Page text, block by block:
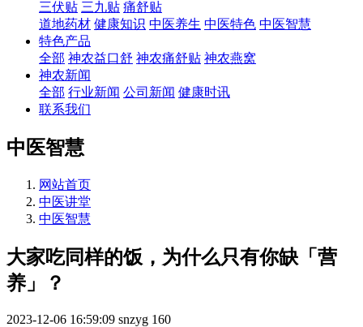
三伏贴 三九贴 痛舒贴
道地药材 健康知识 中医养生 中医特色 中医智慧
特色产品
全部 神农益口舒 神农痛舒贴 神农燕窝
神农新闻
全部 行业新闻 公司新闻 健康时讯
联系我们
中医智慧
网站首页
中医讲堂
中医智慧
大家吃同样的饭，为什么只有你缺「营
养」？
2023-12-06 16:59:09 snzyg 160